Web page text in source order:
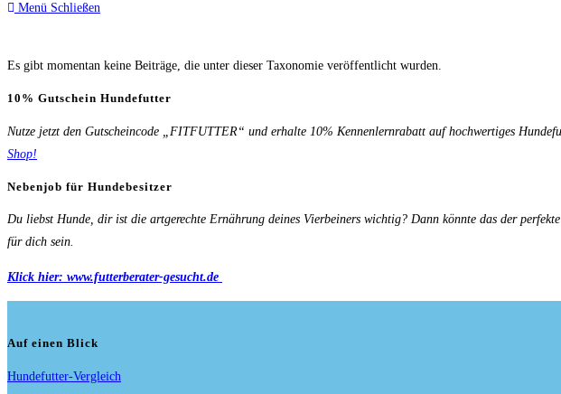
Menü Schließen
Es gibt momentan keine Beiträge, die unter dieser Taxonomie veröffentlicht wurden.
10% Gutschein Hundefutter
Nutze jetzt den Gutscheincode „FITFUTTER“ und erhalte 10% Kennenlernrabatt auf hochwertiges
Shop!
Nebenjob für Hundebesitzer
Du liebst Hunde, dir ist die artgerechte Ernährung deines Vierbeiners wichtig? Dann könnte das der
für dich sein.
Klick hier: www.futterberater-gesucht.de
Auf einen Blick
Hundefutter-Vergleich